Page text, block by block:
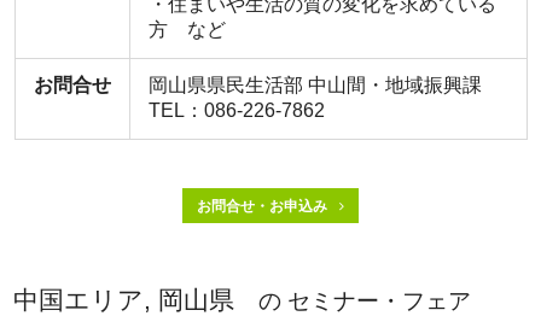
・住まいや生活の質の変化を求めている
方 など
お問合せ
岡山県県民生活部 中山間・地域振興課
TEL：086-226-7862
お問合せ・お申込み
中国エリア, 岡山県 の セミナー・フェア